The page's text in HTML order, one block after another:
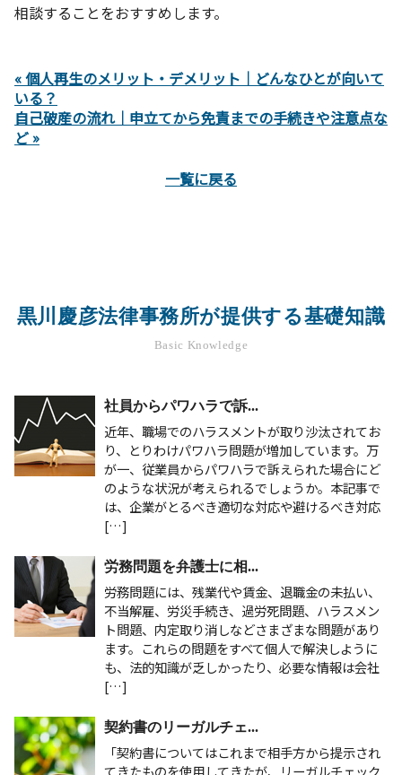
相談することをおすすめします。
« 個人再生のメリット・デメリット｜どんなひとが向いて
いる？
自己破産の流れ｜申立てから免責までの手続きや注意点な
ど »
一覧に戻る
黒川慶彦法律事務所が提供する基礎知識
Basic Knowledge
社員からパワハラで訴...
近年、職場でのハラスメントが取り沙汰されてお
り、とりわけパワハラ問題が増加しています。万
が一、従業員からパワハラで訴えられた場合にど
のような状況が考えられるでしょうか。本記事で
は、企業がとるべき適切な対応や避けるべき対応
[…]
労務問題を弁護士に相...
労務問題には、残業代や賃金、退職金の未払い、
不当解雇、労災手続き、過労死問題、ハラスメン
ト問題、内定取り消しなどさまざまな問題があり
ます。これらの問題をすべて個人で解決しように
も、法的知識が乏しかったり、必要な情報は会社
[…]
契約書のリーガルチェ...
「契約書についてはこれまで相手方から提示され